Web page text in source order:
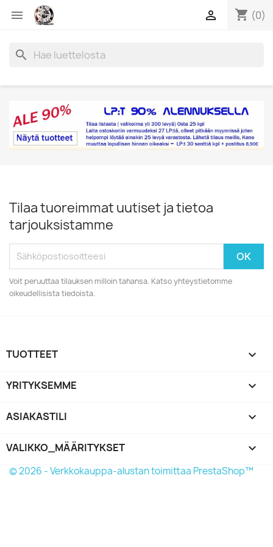
 shopping_cart (0)

search
Tilaa tuoreimmat uutiset ja tietoa
tarjouksistamme
Voit peruuttaa tilauksen milloin tahansa. Katso yhteystietomme
oikeudellisista tiedoista.
TUOTTEET 
YRITYKSEMME 
ASIAKASTILI 
VALIKKO_MÄÄRITYKSET keyboard_arrow_down
© 2026 - Verkkokauppa-alustan toimittaa PrestaShop™